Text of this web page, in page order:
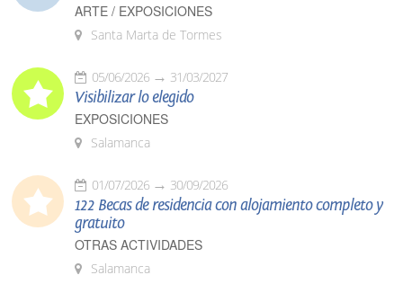
ARTE / EXPOSICIONES
Santa Marta de Tormes
05/06/2026 31/03/2027
Visibilizar lo elegido
EXPOSICIONES
Salamanca
01/07/2026 30/09/2026
122 Becas de residencia con alojamiento completo y
gratuito
OTRAS ACTIVIDADES
Salamanca